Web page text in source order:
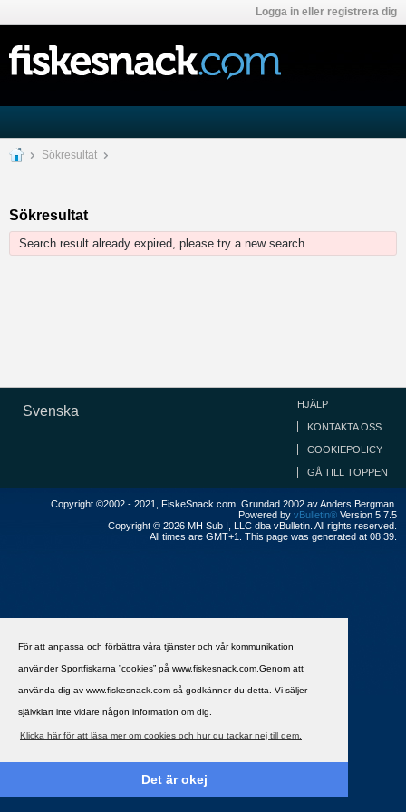
För att anpassa och förbättra våra tjänster och vår kommunikation
använder Sportfiskarna ”cookies” på www.fiskesnack.com.Genom att
använda dig av www.fiskesnack.com så godkänner du detta. Vi säljer
självklart inte vidare någon information om dig.
Klicka här för att läsa mer om cookies och hur du tackar nej till dem.
Det är okej
Logga in eller registrera dig
Sökresultat
Sökresultat
Search result already expired, please try a new search.
Svenska HJÄLP
KONTAKTA OSS
COOKIEPOLICY
GÅ TILL TOPPEN
Copyright ©2002 - 2021, FiskeSnack.com. Grundad 2002 av Anders Bergman.
Powered by vBulletin® Version 5.7.5
Copyright © 2026 MH Sub I, LLC dba vBulletin. All rights reserved.
All times are GMT+1. This page was generated at 08:39.